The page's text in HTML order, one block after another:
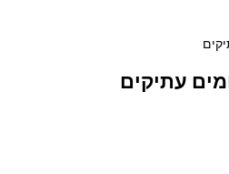
עתיקים